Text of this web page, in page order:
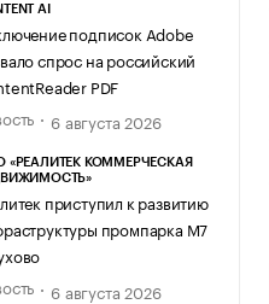
AI
подписок Adobe
спрос на российский
PDF
6 августа 2026
«РЕАЛИТЕК КОММЕРЧЕСКАЯ
приступил к развитию
промпарка М7
6 августа 2026